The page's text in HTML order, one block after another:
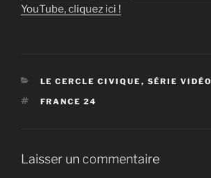
YouTube, cliquez ici !
CATÉGORIES
LE CERCLE CIVIQUE , SÉRIE VIDÉO
ÉTIQUETTES
FRANCE 24
Laisser un commentaire